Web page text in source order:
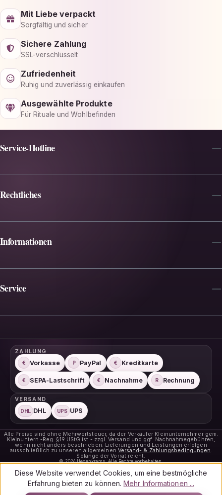
Mit Liebe verpackt
Sorgfältig und sicher
Sichere Zahlung
SSL-verschlüsselt
Zufriedenheit
Ruhig und zuverlässig einkaufen
Ausgewählte Produkte
Für Rituale und Wohlbefinden
Service-Hotline
Rechtliches
Informationen
Service
ZAHLUNG
€ Vorkasse P PayPal € Kreditkarte
€ SEPA-Lastschrift € Nachnahme R Rechnung
VERSAND
DHL DHL UPS UPS
Alle Preise sind ohne Mehrwertsteuer, da der Verkäufer Kleinunternehmer gem.
Kleinuntern.-Reg. §19 UStG ist - zzgl. Versand und ggf. Nachnahmegebühren,
wenn nicht anders beschrieben. Lieferungen und Leistungen erfolgen
ausschließlich zu unseren allgemeinen Versand- & Zahlungsbedingungen.
Solange der Vorrat reicht.
© 2026 Hexenkrams. Alle Rechte vorbehalten.
Diese Website verwendet Cookies, um eine bestmögliche
Erfahrung bieten zu können.Mehr Informationen ...